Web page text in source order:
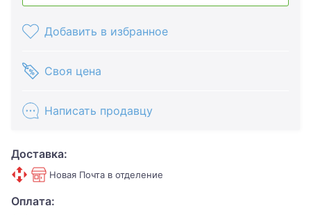
Добавить в избранное
Своя цена
Написать продавцу
Доставка:
Новая Почта в отделение
Оплата: